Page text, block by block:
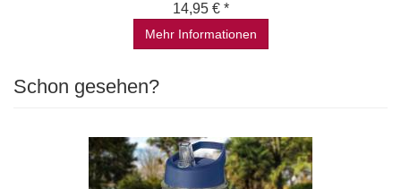
14,95 € *
Mehr Informationen
Schon gesehen?